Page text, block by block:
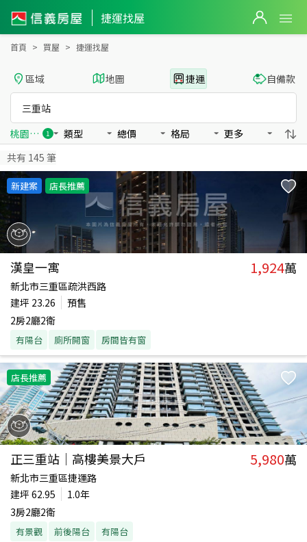
捷運找屋
三重站捷運找屋
首頁 買屋 捷運找屋
區域 地圖 捷運 自備款
三重站
桃園國際機場捷運
1 類型 總價 格局
更多
共有 145 筆
新建案 店長推薦
漢皇一寓 1,924萬
新北市三重區疏洪西路
建坪 23.26
預售
2房2廳2衛
有陽台 廁所開窗 房間皆有窗
店長推薦
正三重站｜高樓美景大戶 5,980萬
新北市三重區捷運路
建坪 62.95
1.0年
3房2廳2衛
有景觀 前後陽台 有陽台